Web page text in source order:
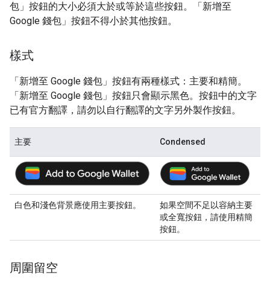
包」按鈕的大小必須大於或等於這些按鈕。
「新增至
Google 錢包」 按鈕不得小於其他按鈕。
樣式
「新增至 Google 錢包」 按鈕有兩種樣式：主要和精簡。
「新增至 Google 錢包」 按鈕只會顯示黑色。按鈕中的文字
已有官方翻譯，請勿以自行翻譯的文字另外製作按鈕。
主要 Condensed
白色和淺色背景應使用主要按鈕。
如果空間不足以容納主要
或全寬按鈕，請使用精簡
按鈕。
周圍留空